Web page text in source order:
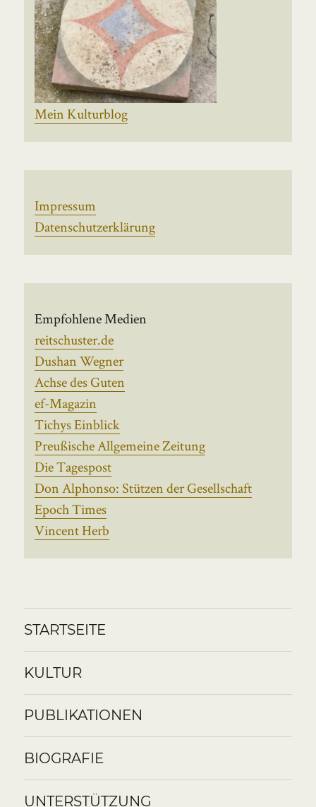
Mein Kulturblog
Impressum
Datenschutzerklärung
Empfohlene Medien
reitschuster.de
Dushan Wegner
Achse des Guten
ef-Magazin
Tichys Einblick
Preußische Allgemeine Zeitung
Die Tagespost
Don Alphonso: Stützen der Gesellschaft
Epoch Times
Vincent Herb
STARTSEITE
KULTUR
PUBLIKATIONEN
BIOGRAFIE
UNTERSTÜTZUNG